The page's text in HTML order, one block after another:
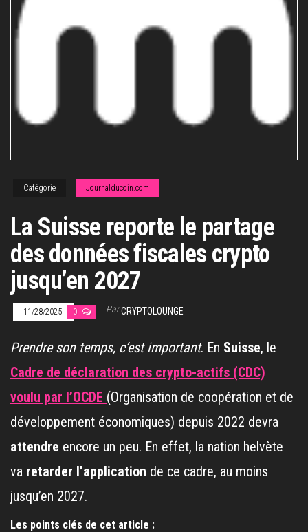
Catégorie Journalducoin.com
La Suisse reporte le partage
des données fiscales crypto
jusqu’en 2027
11/28/2025 0 ParCRYPTOLOUNGE
Prendre son temps, c’est important. En Suisse, le
Cadre de déclaration des crypto-actifs (CDC)
voulu par l’OCDE (Organisation de coopération et de
développement économiques) depuis 2022 devra
attendre encore un peu. En effet, la nation helvète
va retarder l’application de ce cadre, au moins
jusqu’en 2027.
Les points clés de cet article :